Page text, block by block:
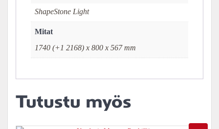
ShapeStone Light
Mitat
1740 (+1 2168) x 800 x 567 mm
Tutustu myös